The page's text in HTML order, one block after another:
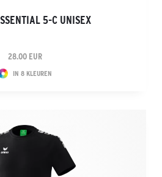
5-C UNISEX
28.00 EUR
IN 8 KLEUREN